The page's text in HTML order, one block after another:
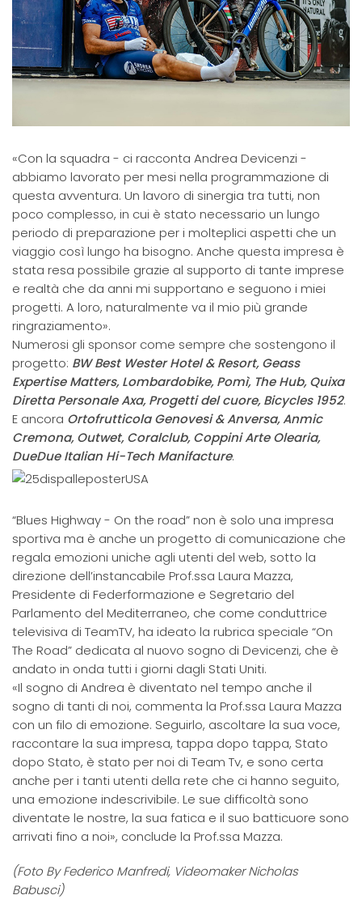
«Con la squadra - ci racconta Andrea Devicenzi -
abbiamo lavorato per mesi nella programmazione di
questa avventura. Un lavoro di sinergia tra tutti, non
poco complesso, in cui è stato necessario un lungo
periodo di preparazione per i molteplici aspetti che un
viaggio così lungo ha bisogno. Anche questa impresa è
stata resa possibile grazie al supporto di tante imprese
e realtà che da anni mi supportano e seguono i miei
progetti. A loro, naturalmente va il mio più grande
ringraziamento».
Numerosi gli sponsor come sempre che sostengono il
progetto: BW Best Wester Hotel & Resort, Geass
Expertise Matters, Lombardobike, Pomì, The Hub, Quixa
Diretta Personale Axa, Progetti del cuore, Bicycles 1952.
E ancora Ortofrutticola Genovesi & Anversa, Anmic
Cremona, Outwet, Coralclub, Coppini Arte Olearia,
DueDue Italian Hi-Tech Manifacture.
“Blues Highway - On the road” non è solo una impresa
sportiva ma è anche un progetto di comunicazione che
regala emozioni uniche agli utenti del web, sotto la
direzione dell’instancabile Prof.ssa Laura Mazza,
Presidente di Federformazione e Segretario del
Parlamento del Mediterraneo, che come conduttrice
televisiva di TeamTV, ha ideato la rubrica speciale “On
The Road” dedicata al nuovo sogno di Devicenzi, che è
andato in onda tutti i giorni dagli Stati Uniti.
«Il sogno di Andrea è diventato nel tempo anche il
sogno di tanti di noi, commenta la Prof.ssa Laura Mazza
con un filo di emozione. Seguirlo, ascoltare la sua voce,
raccontare la sua impresa, tappa dopo tappa, Stato
dopo Stato, è stato per noi di Team Tv, e sono certa
anche per i tanti utenti della rete che ci hanno seguito,
una emozione indescrivibile. Le sue difficoltà sono
diventate le nostre, la sua fatica e il suo batticuore sono
arrivati fino a noi», conclude la Prof.ssa Mazza.
(Foto By Federico Manfredi, Videomaker Nicholas
Babusci)